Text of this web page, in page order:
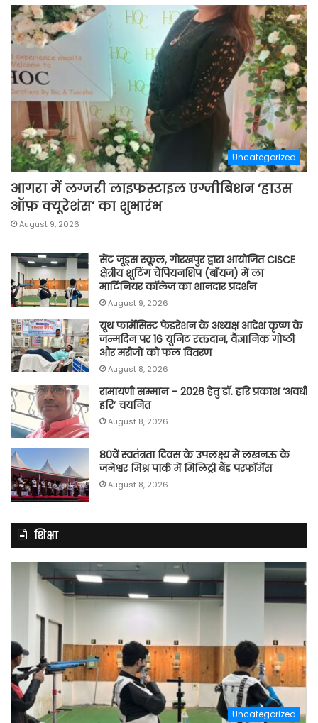
Uncategorized
आगरा में लग्जरी लाइफस्टाइल एग्जीबिशन ‘हाउस
ऑफ़ क्यूरेशंस’ का शुभारंभ
August 9, 2026
सेंट जूड्स स्कूल, गोरखपुर द्वारा आयोजित CISCE
क्षेत्रीय शूटिंग चैंपियनशिप (बॉयज) में ला
मार्टिनियर कॉलेज का शानदार प्रदर्शन
August 9, 2026
यूथ फार्मेसिस्ट फेडरेशन के अध्यक्ष आदेश कृष्ण के
जन्मदिन पर 16 यूनिट रक्तदान, वैज्ञानिक गोष्ठी
और मरीजों को फल वितरण
August 8, 2026
रामायणी सम्मान – 2026 हेतु डॉ. हरि प्रकाश ‘अवधी
हरि’ चयनित
August 8, 2026
80वें स्वतंत्रता दिवस के उपलक्ष्य में लखनऊ के
जनेश्वर मिश्र पार्क में मिलिट्री बैंड परफॉर्मेंस
August 8, 2026
शिक्षा
Uncategorized